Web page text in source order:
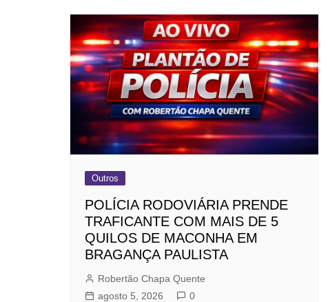
Outros
POLÍCIA RODOVIÁRIA PRENDE
TRAFICANTE COM MAIS DE 5
QUILOS DE MACONHA EM
BRAGANÇA PAULISTA
Robertão Chapa Quente
agosto 5, 2026
0